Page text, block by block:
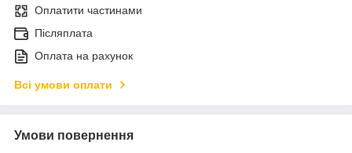
Оплатити частинами
Післяплата
Оплата на рахунок
Всі умови оплати
Умови повернення